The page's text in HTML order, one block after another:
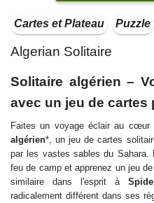
Cartes et Plateau Puzzle
Algerian Solitaire
Solitaire algérien –
avec un jeu de cartes
Faites un voyage éclair au cœur
algérien*, un jeu de cartes
par les vastes sables du Sahara.
feu de camp et apprenez un jeu
similaire dans l'esprit à
radicalement différent dans ses